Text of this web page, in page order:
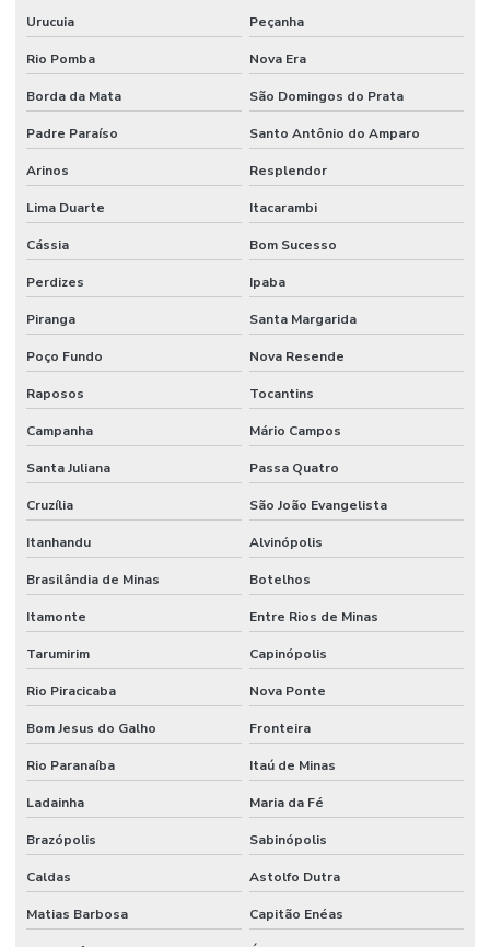
Urucuia Peçanha
Rio Pomba Nova Era
Borda da Mata São Domingos do Prata
Padre Paraíso Santo Antônio do Amparo
Arinos Resplendor
Lima Duarte Itacarambi
Cássia Bom Sucesso
Perdizes Ipaba
Piranga Santa Margarida
Poço Fundo Nova Resende
Raposos Tocantins
Campanha Mário Campos
Santa Juliana Passa Quatro
Cruzília São João Evangelista
Itanhandu Alvinópolis
Brasilândia de Minas Botelhos
Itamonte Entre Rios de Minas
Tarumirim Capinópolis
Rio Piracicaba Nova Ponte
Bom Jesus do Galho Fronteira
Rio Paranaíba Itaú de Minas
Ladainha Maria da Fé
Brazópolis Sabinópolis
Caldas Astolfo Dutra
Matias Barbosa Capitão Enéas